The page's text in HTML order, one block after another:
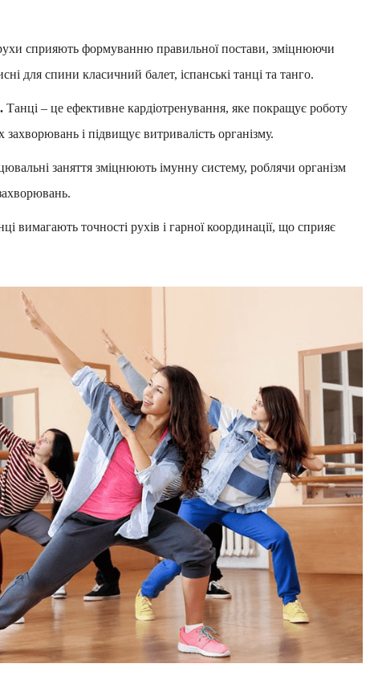
сприяють формуванню правильної постави, зміцнюючи
для спини класичний балет, іспанські танці та танго.
Танці – це ефективне кардіотренування, яке покращує роботу
і підвищує витривалість організму.
заняття зміцнюють імунну систему, роблячи організм
вимагають точності рухів і гарної координації, що сприяє